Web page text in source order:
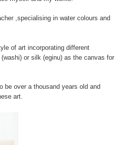
,specialising in water colours and
of art incorporating different
or silk (eginu) as the canvas for
be over a thousand years old and
art.